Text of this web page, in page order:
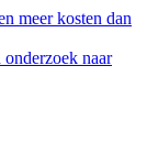
meer kosten dan
naar